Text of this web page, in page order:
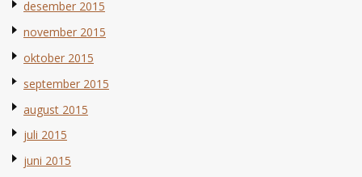
desember 2015
november 2015
oktober 2015
september 2015
august 2015
juli 2015
juni 2015